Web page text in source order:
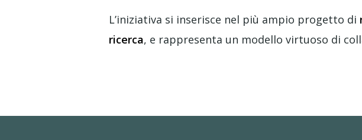
L’iniziativa si inserisce nel più ampio progetto di
ricerca, e rappresenta un modello virtuoso di